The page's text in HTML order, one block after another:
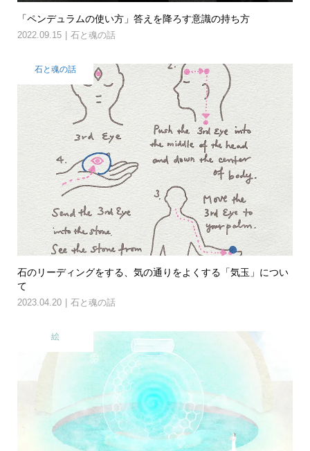
「ペンデュラムの使い方」答えを降ろす意識の持ち方
2022.09.15 石と魂の話
石と魂の話
石のリーディングをする、気の通りをよくする「気玉」につい
て
2023.04.20 石と魂の話
絵